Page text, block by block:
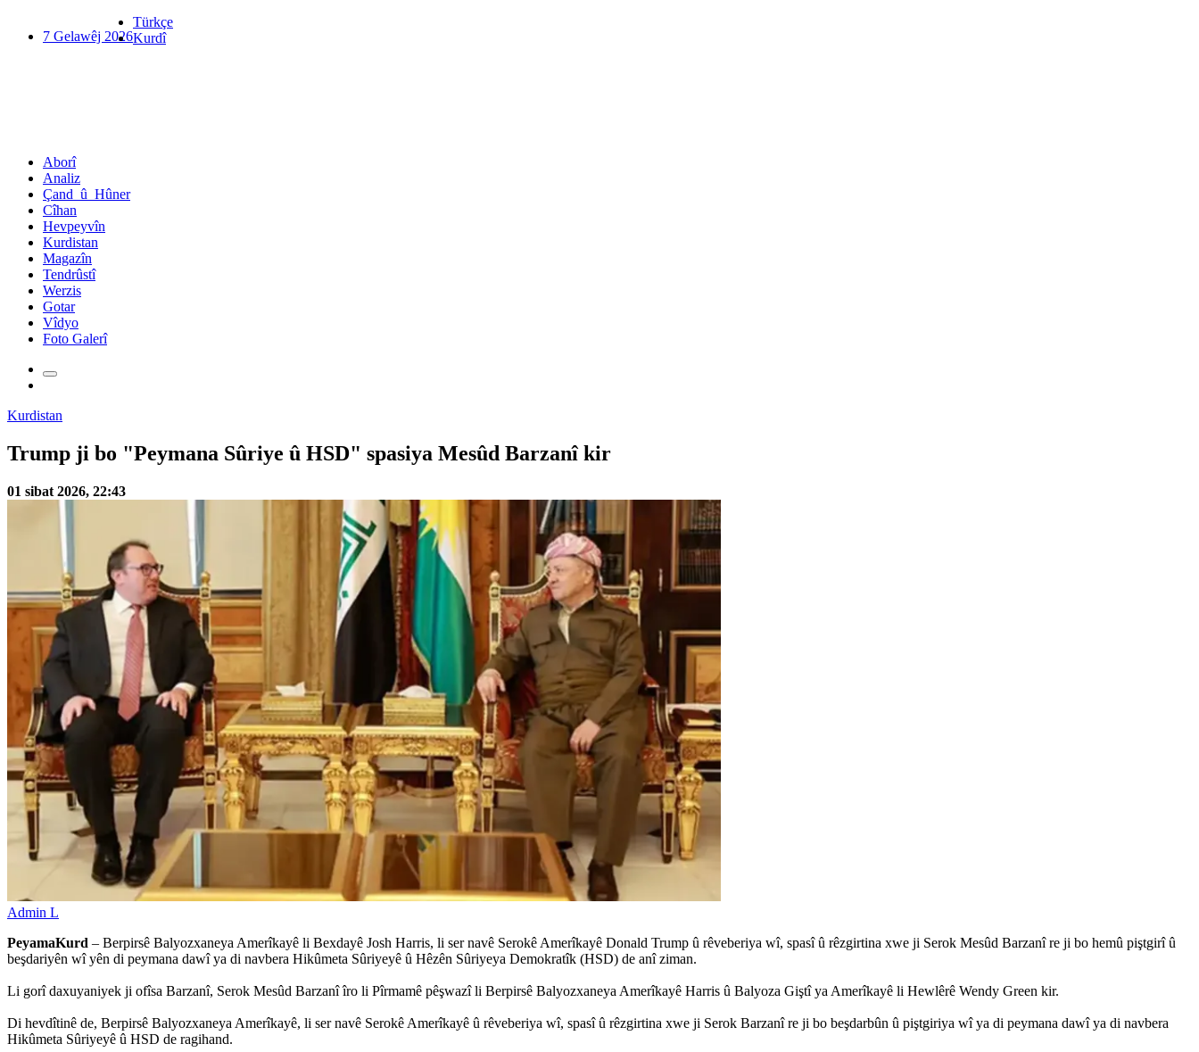
7 Gelawêj 2026
Türkçe
Kurdî
Aborî
Analiz
Çand_û_Hûner
Cîhan
Hevpeyvîn
Kurdistan
Magazîn
Tendrûstî
Werzis
Gotar
Vîdyo
Foto Galerî
Kurdistan
Trump ji bo "Peymana Sûriye û HSD" spasiya Mesûd Barzanî kir
01 sibat 2026, 22:43
Admin L
PeyamaKurd – Berpirsê Balyozxaneya Amerîkayê li Bexdayê Josh Harris, li ser navê Serokê Amerîkayê Donald Trump û rêveberiya wî, spasî û rêzgirtina xwe ji Serok Mesûd Barzanî re ji bo hemû piştgirî û
beşdariyên wî yên di peymana dawî ya di navbera Hikûmeta Sûriyeyê û Hêzên Sûriyeya Demokratîk (HSD) de anî ziman.
Li gorî daxuyaniyek ji ofîsa Barzanî, Serok Mesûd Barzanî îro li Pîrmamê pêşwazî li Berpirsê Balyozxaneya Amerîkayê Harris û Balyoza Giştî ya Amerîkayê li Hewlêrê Wendy Green kir.
Di hevdîtinê de, Berpirsê Balyozxaneya Amerîkayê, li ser navê Serokê Amerîkayê û rêveberiya wî, spasî û rêzgirtina xwe ji Serok Barzanî re ji bo beşdarbûn û piştgiriya wî ya di peymana dawî ya di navbera
Hikûmeta Sûriyeyê û HSD de ragihand.